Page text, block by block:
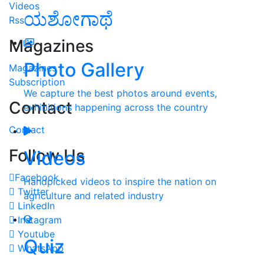
ಯಶೋಗಾಥೆ
Photo Gallery
We capture the best photos around events,
exhibitions happening across the country
Videos
Handpicked videos to inspire the nation on
agriculture and related industry
Quiz
Videos
Rss
Magazines
Magazines
Subscription
Contact
Contact
Follow Us
Facebook
Twitter
LinkedIn
Instagram
Youtube
WhatsApp